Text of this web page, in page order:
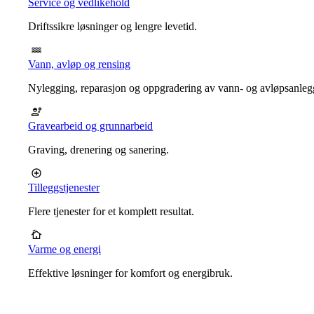
Driftssikre løsninger og lengre levetid.
Vann, avløp og rensing
Nylegging, reparasjon og oppgradering av vann- og
Gravearbeid og grunnarbeid
Graving, drenering og sanering.
Tilleggstjenester
Flere tjenester for et komplett resultat.
Varme og energi
Effektive løsninger for komfort og energibruk.